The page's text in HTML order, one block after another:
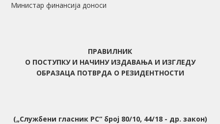
Министар финансија доноси
ПРАВИЛНИК
О ПОСТУПКУ И НАЧИНУ ИЗДАВАЊА И ИЗГЛЕДУ
ОБРАЗАЦА ПОТВРДА О РЕЗИДЕНТНОСТИ
(„Службени гласник РС“број80/10, 44/18 - др. закон)